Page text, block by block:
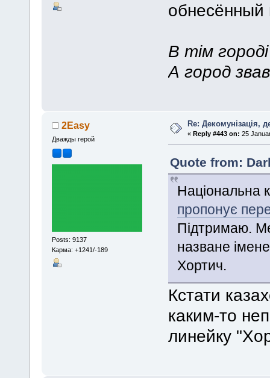
обнесённый
В тім
А город
2Easy
Дважды герой
Posts: 9137
Карма: +1241/-189
Re: Декомунізація,
«Reply #443 on: 25
Quote from:
Національна
пропонує
Підтримаю.
назване
Хортич.
Кстати
каким-то
линейку